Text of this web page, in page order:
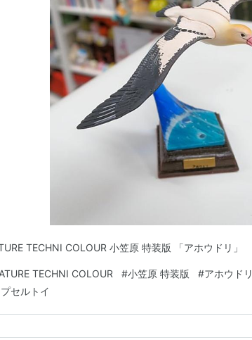
TECHNI COLOUR 小笠原 特装版 「アホウドリ」
TECHNI COLOUR #小笠原 特装版 #アホウドリ
セルトイ